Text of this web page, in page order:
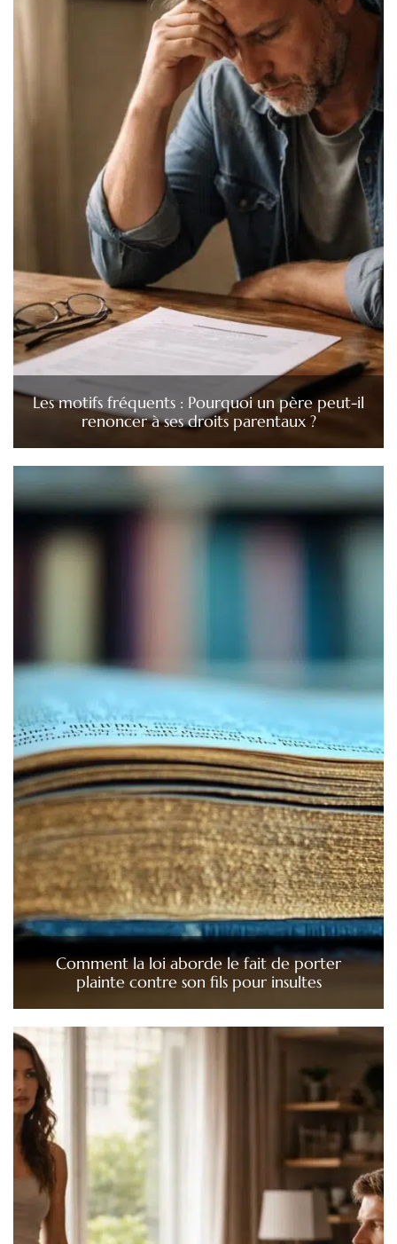
Les motifs fréquents : Pourquoi un père peut-il
renoncer à ses droits parentaux ?
Comment la loi aborde le fait de porter
plainte contre son fils pour insultes